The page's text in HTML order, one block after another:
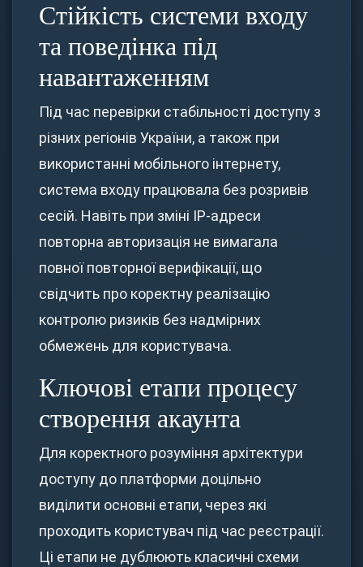
Стійкість системи входу
та поведінка під
навантаженням
Під час перевірки стабільності доступу з
різних регіонів України, а також при
використанні мобільного інтернету,
система входу працювала без розривів
сесій. Навіть при зміні IP-адреси
повторна авторизація не вимагала
повної повторної верифікації, що
свідчить про коректну реалізацію
контролю ризиків без надмірних
обмежень для користувача.
Ключові етапи процесу
створення акаунта
Для коректного розуміння архітектури
доступу до платформи доцільно
виділити основні етапи, через які
проходить користувач під час реєстрації.
Ці етапи не дублюють класичні схеми